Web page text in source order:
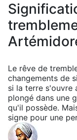
Le rêve de
changements de
si la terre s'ouvre
plongé dans une
qu'il possède.
signe pour une